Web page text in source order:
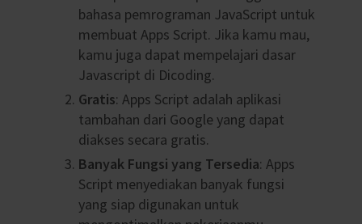
bahasa pemrograman JavaScript untuk
membuat Apps Script. Jika kamu mau,
kamu juga dapat mempelajari dasar
Javascript di Dicoding.
Gratis: Apps Script adalah aplikasi
tambahan dari Google yang dapat
diakses secara gratis.
Banyak Fungsi yang Tersedia: Apps
Script menyediakan banyak fungsi
yang siap digunakan untuk